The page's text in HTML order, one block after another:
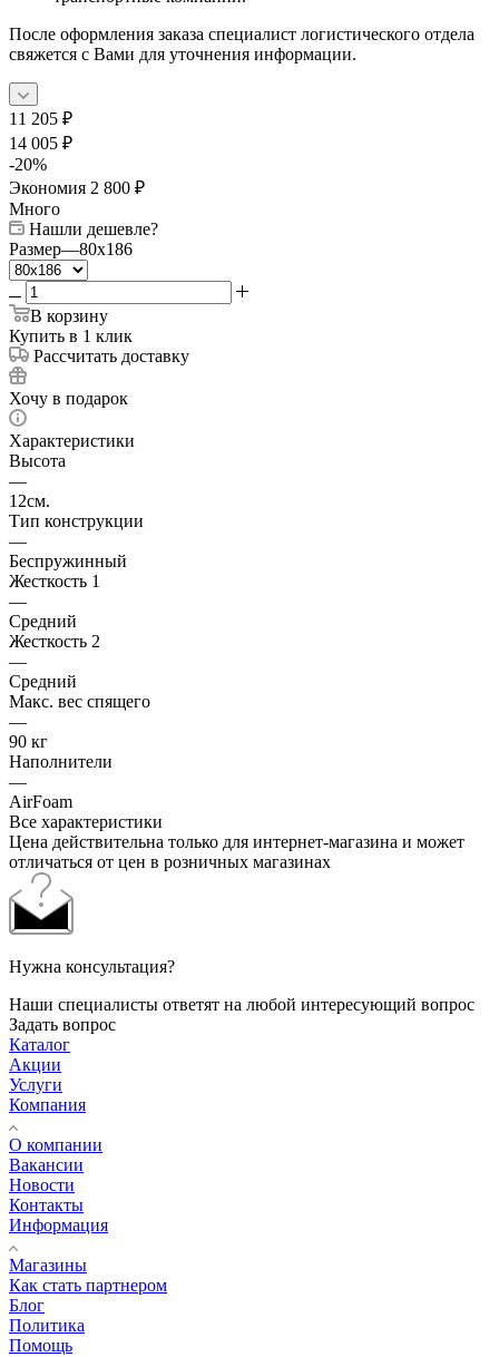
После оформления заказа специалист логистического отдела
свяжется с Вами для уточнения информации.
11 205 ₽
14 005 ₽
-20%
Экономия 2 800 ₽
Много
Нашли дешевле?
Размер—80x186
В корзину
Купить в 1 клик
Рассчитать доставку
Хочу в подарок
Характеристики
Высота
—
12см.
Тип конструкции
—
Беспружинный
Жесткость 1
—
Средний
Жесткость 2
—
Средний
Макс. вес спящего
—
90 кг
Наполнители
—
AirFoam
Все характеристики
Цена действительна только для интернет-магазина и может
отличаться от цен в розничных магазинах
Нужна консультация?
Наши специалисты ответят на любой интересующий вопрос
Задать вопрос
Каталог
Акции
Услуги
Компания
О компании
Вакансии
Новости
Контакты
Информация
Магазины
Как стать партнером
Блог
Политика
Помощь